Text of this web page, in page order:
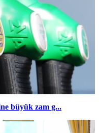
büyük zam g...